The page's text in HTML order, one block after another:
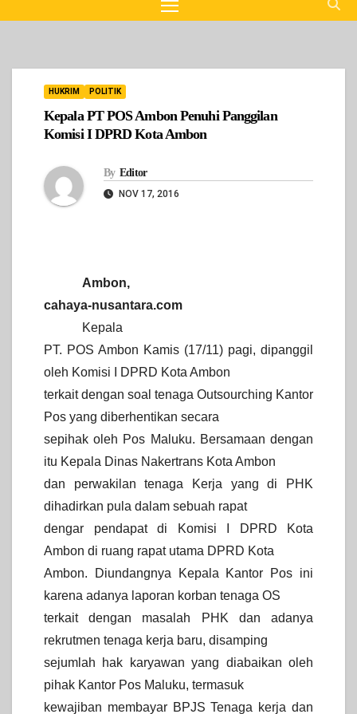
HUKRIM POLITIK
Kepala PT POS Ambon Penuhi Panggilan
Komisi I DPRD Kota Ambon
By Editor
NOV 17, 2016
Ambon,
cahaya-nusantara.com
Kepala
PT. POS Ambon Kamis (17/11) pagi, dipanggil
oleh Komisi I DPRD Kota Ambon
terkait dengan soal tenaga Outsourching Kantor
Pos yang diberhentikan secara
sepihak oleh Pos Maluku. Bersamaan dengan
itu Kepala Dinas Nakertrans Kota Ambon
dan perwakilan tenaga Kerja yang di PHK
dihadirkan pula dalam sebuah rapat
dengar pendapat di Komisi I DPRD Kota
Ambon di ruang rapat utama DPRD Kota
Ambon. Diundangnya Kepala Kantor Pos ini
karena adanya laporan korban tenaga OS
terkait dengan masalah PHK dan adanya
rekrutmen tenaga kerja baru, disamping
sejumlah hak karyawan yang diabaikan oleh
pihak Kantor Pos Maluku, termasuk
kewajiban membayar BPJS Tenaga kerja dan